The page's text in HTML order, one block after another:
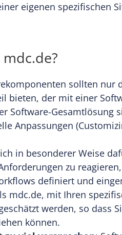
eigenen spezifischen
sollten nur
bieten, der mit einer
Software-Gesamtlösung
Anpassungen
in besonderer Weise
zu
definiert und
mdc.de, mit Ihren
werden, so dass
können.